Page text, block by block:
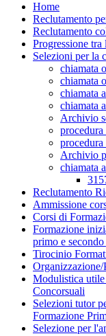
Home
Reclutamento
Reclutamento
Progressione tra
Selezioni per la
chiamata
chiamata
chiamata
chiamata
Archivio
procedura
procedura
Archivio
chiamata
Reclutamento
Ammissione
Corsi di
Formazione
primo e
Tirocinio
Organizzazione/
Modulistica
Concorsuali
Selezioni tutor
Formazione
Selezione per